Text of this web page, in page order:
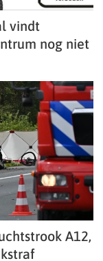
vindt
nog niet
A12,